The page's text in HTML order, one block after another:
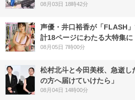
08月03日 18時42分
声優・井口裕香が「FLASH
計18ページにわたる大特集に
08月05日 7時00分
松村北斗と今田美桜、急逝し
の方へ届けていけたら」
08月04日 14時00分